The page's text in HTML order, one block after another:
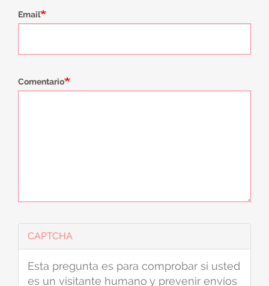
Email
Comentario
CAPTCHA
Esta pregunta es para comprobar si usted
es un visitante humano y prevenir envíos